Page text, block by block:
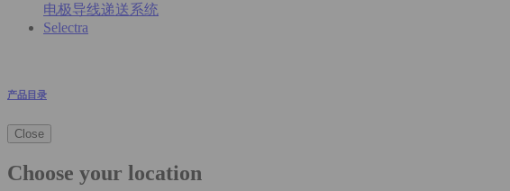
电极导线递送系统
Selectra
产品目录
Close
Choose your location